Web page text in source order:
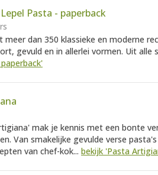
Pasta - paperback
meer dan 350 klassieke en moderne
gevuld en in allerlei vormen. Uit alle
mak je kennis met een bonte
Van smakelijke gevulde verse
van chef-kok... bekijk 'Pasta